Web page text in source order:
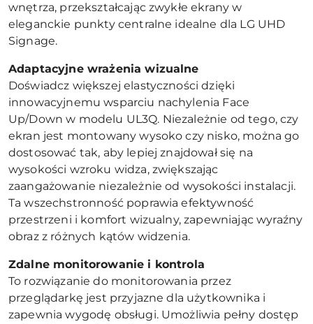
wnętrza, przekształcając zwykłe ekrany w
eleganckie punkty centralne idealne dla LG UHD
Signage.
Adaptacyjne wrażenia wizualne
Doświadcz większej elastyczności dzięki
innowacyjnemu wsparciu nachylenia Face
Up/Down w modelu UL3Q. Niezależnie od tego, czy
ekran jest montowany wysoko czy nisko, można go
dostosować tak, aby lepiej znajdował się na
wysokości wzroku widza, zwiększając
zaangażowanie niezależnie od wysokości instalacji.
Ta wszechstronność poprawia efektywność
przestrzeni i komfort wizualny, zapewniając wyraźny
obraz z różnych kątów widzenia.
Zdalne monitorowanie i kontrola
To rozwiązanie do monitorowania przez
przeglądarkę jest przyjazne dla użytkownika i
zapewnia wygodę obsługi. Umożliwia pełny dostęp